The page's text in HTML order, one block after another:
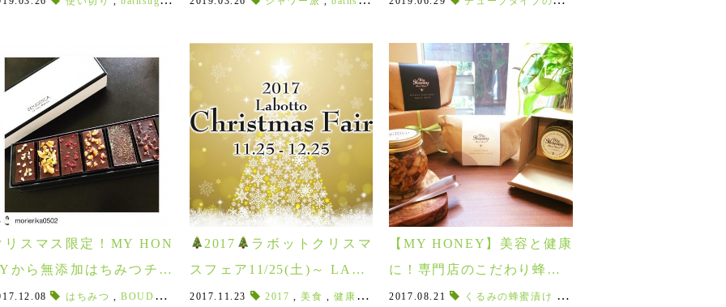
ミン ,アンチエイジング,MYHONEY, リンネメール, 2018年母の日, 母の日限定,ハーバリウム,蜂蜜漬け,
リスマス限定！MY HON
から無添加はちみつチョ
レートが新登場！！
はちみつ ,BOUDDICA ,ヒルナンデス！, はちみつチョコレート,チョコレート,ダマスクローズ,
2017
ラボットクリスマ
スフェア11/25(土)～ LABO
TTOからのXmasプレゼント
2017.11.23 2017 ,美食 ,健康 ,美容,クリスマス限定,ぽれぽれ動物 , ナッツ
【MY HONEY】美容と健康
に！専門店のこだわり蜂蜜&
ナッツ♡
2017.08.21 くるみの蜂蜜漬け くるみ